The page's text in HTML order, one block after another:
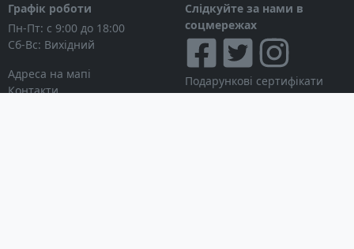
Графік роботи
Пн-Пт: с 9:00 до 18:00
Сб-Вс: Вихідний
Адреса на мапі
Контакти
Слідкуйте за нами в
соцмережах
Подарункові сертифікати
Дисконтні картки